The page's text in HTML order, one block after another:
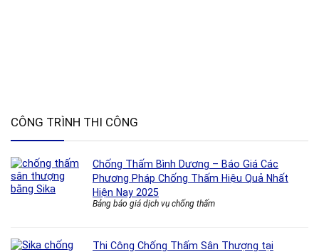
CÔNG TRÌNH THI CÔNG
Chống Thấm Bình Dương – Báo Giá Các
Phương Pháp Chống Thấm Hiệu Quả Nhất
Hiện Nay 2025
Bảng báo giá dịch vụ chống thấm
Thi Công Chống Thấm Sân Thượng tại